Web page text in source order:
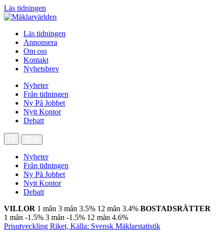
Läs tidningen
Läs tidningen
Annonsera
Om oss
Kontakt
Nyhetsbrev
Nyheter
Från tidningen
Ny På Jobbet
Nytt Kontor
Debatt
Nyheter
Från tidningen
Ny På Jobbet
Nytt Kontor
Debatt
VILLOR 1 mån 3 mån 3.5% 12 mån 3.4% BOSTADSRÄTTER
1 mån -1.5% 3 mån -1.5% 12 mån 4.6%
Prisutveckling Riket, Källa: Svensk Mäklarstatistik